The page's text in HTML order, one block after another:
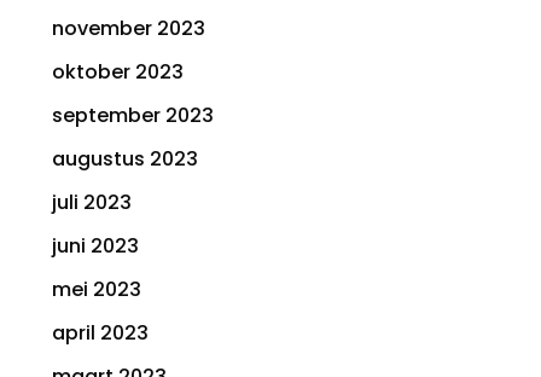
november 2023
oktober 2023
september 2023
augustus 2023
juli 2023
juni 2023
mei 2023
april 2023